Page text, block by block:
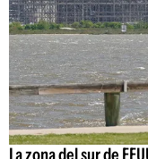
La zona del sur de